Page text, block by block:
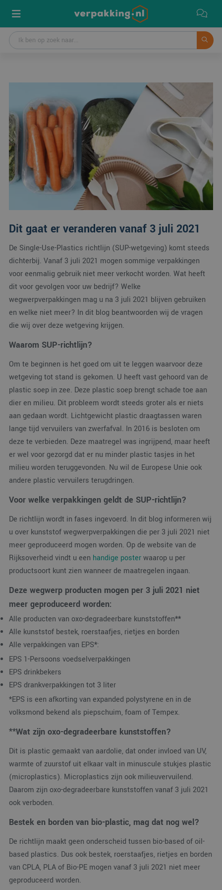
Dit gaat er veranderen vanaf 3 juli 2021
De Single-Use-Plastics richtlijn (SUP-wetgeving) komt steeds
dichterbij. Vanaf 3 juli 2021 mogen sommige verpakkingen
voor eenmalig gebruik niet meer verkocht worden. Wat heeft
dit voor gevolgen voor uw bedrijf? Welke
wegwerpverpakkingen mag u na 3 juli 2021 blijven gebruiken
en welke niet meer? In dit blog beantwoorden wij de vragen
die wij over deze wetgeving krijgen.
Waarom SUP-richtlijn?
Om te beginnen is het goed om uit te leggen waarvoor deze
wetgeving tot stand is gekomen. U heeft vast gehoord van de
plastic soep in zee. Deze plastic soep brengt schade toe aan
dier en milieu. Dit probleem wordt steeds groter als er niets
aan gedaan wordt. Lichtgewicht plastic draagtassen waren
lange tijd vervuilers van zwerfafval. In 2016 is besloten om
deze te verbieden. Deze maatregel was ingrijpend, maar heeft
er wel voor gezorgd dat er nu minder plastic tasjes in het
milieu worden teruggevonden. Nu wil de Europese Unie ook
andere plastic vervuilers terugdringen.
Voor welke verpakkingen geldt de SUP-richtlijn?
De richtlijn wordt in fases ingevoerd. In dit blog informeren wij
u over kunststof wegwerpverpakkingen die per 3 juli 2021 niet
meer geproduceerd mogen worden. Op de website van de
Rijksoverheid vindt u een handige posterwaarop u per
productsoort kunt zien wanneer de maatregelen ingaan.
Deze wegwerp producten mogen per 3 juli 2021 niet
meer geproduceerd worden:
Alle producten van oxo-degradeerbare kunststoffen**
Alle kunststof bestek, roerstaafjes, rietjes en borden
Alle verpakkingen van EPS*:
EPS 1-Persoons voedselverpakkingen
EPS drinkbekers
EPS drankverpakkingen tot 3 liter
*EPS is een afkorting van expanded polystyrene en in de
volksmond bekend als piepschuim, foam of Tempex.
**Wat zijn oxo-degradeerbare kunststoffen?
Dit is plastic gemaakt van aardolie, dat onder invloed van UV,
warmte of zuurstof uit elkaar valt in minuscule stukjes plastic
(microplastics). Microplastics zijn ook milieuvervuilend.
Daarom zijn oxo-degradeerbare kunststoffen vanaf 3 juli 2021
ook verboden.
Bestek en borden van bio-plastic, mag dat nog wel?
De richtlijn maakt geen onderscheid tussen bio-based of oil-
based plastics. Dus ook bestek, roerstaafjes, rietjes en borden
van CPLA, PLA of Bio-PE mogen vanaf 3 juli 2021 niet meer
geproduceerd worden.